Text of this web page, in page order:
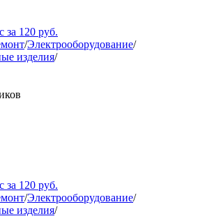
за 120 руб.
/Электрооборудование/
изделия/
за 120 руб.
/Электрооборудование/
изделия/